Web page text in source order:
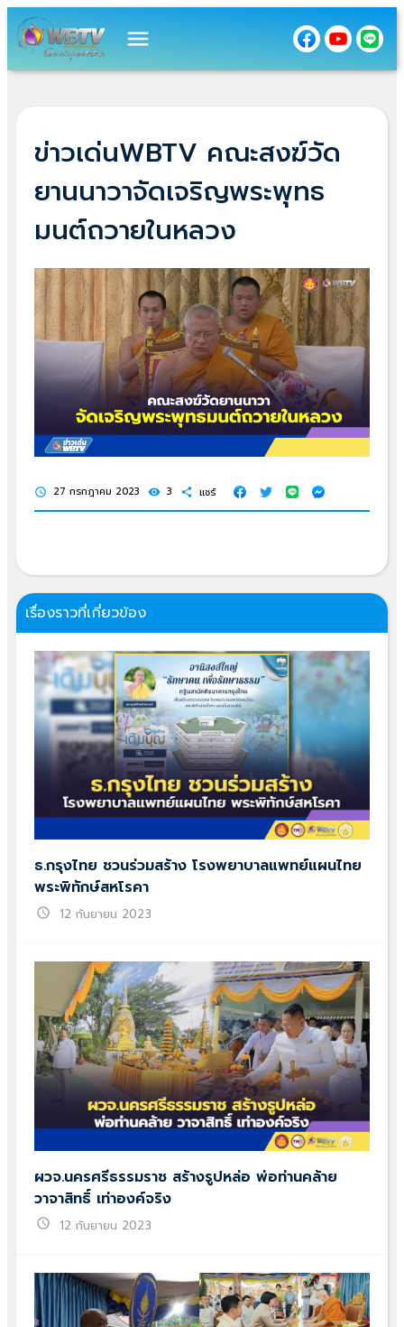
menu
ข่าวเด่นWBTV คณะสงฆ์วัด
ยานนาวาจัดเจริญพระพุทธ
มนต์ถวายในหลวง
schedule 27 กรกฎาคม 2023 visibility 3 share แชร์
เรื่องราวที่เกี่ยวข้อง
ธ.กรุงไทย ชวนร่วมสร้าง โรงพยาบาลแพทย์แผนไทย
พระพิทักษ์สหโรคา
schedule 12 กันยายน 2023
ผวจ.นครศรีธรรมราช สร้างรูปหล่อ พ่อท่านคล้าย
วาจาสิทธิ์ เท่าองค์จริง
schedule 12 กันยายน 2023